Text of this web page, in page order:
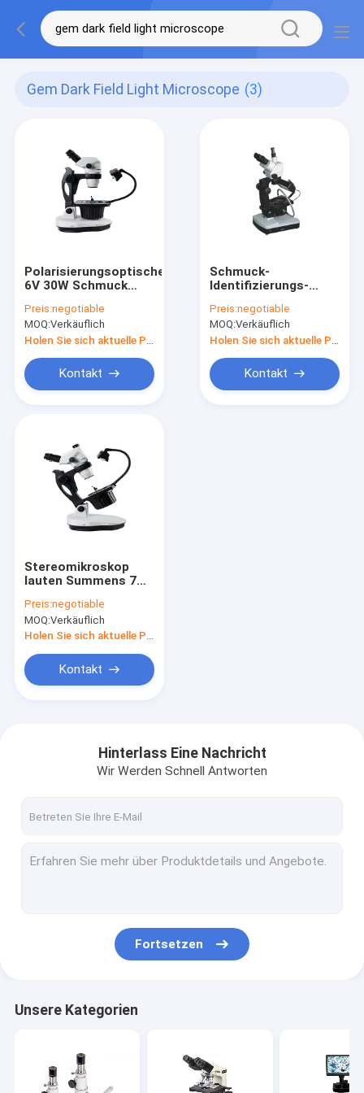
Gem Dark Field Light Microscope (3)
Polarisierungsoptischer
6V 30W Schmuck
Microscopes
Preis:negotiable
MOQ:Verkäuflich
Kontakt
Schmuck-
Identifizierungs-
Mikroskop mit
Polarisierungsedelstein
Kamera Gemological
Preis:negotiable
MOQ:Verkäuflich
Kontakt
Stereomikroskop
lauten Summens 7W
Trinocular für
Schmuck-Einstellung
Preis:negotiable
MOQ:Verkäuflich
Kontakt
Hinterlass Eine Nachricht
Wir Werden Schnell Antworten
Fortsetzen
Unsere Kategorien